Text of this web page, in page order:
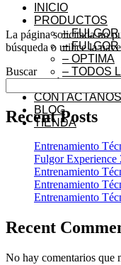
INICIO
PRODUCTOS
– FULGOR
–
– OPTIMA
– TODOS
CONTÁCTANOS
BLOG
TIENDA
La página solicitada no
búsqueda o utilice la
Buscar
Recent Posts
Entrenamiento
Fulgor Experience
Entrenamiento
Entrenamiento
Entrenamiento
Recent
No hay comentarios que